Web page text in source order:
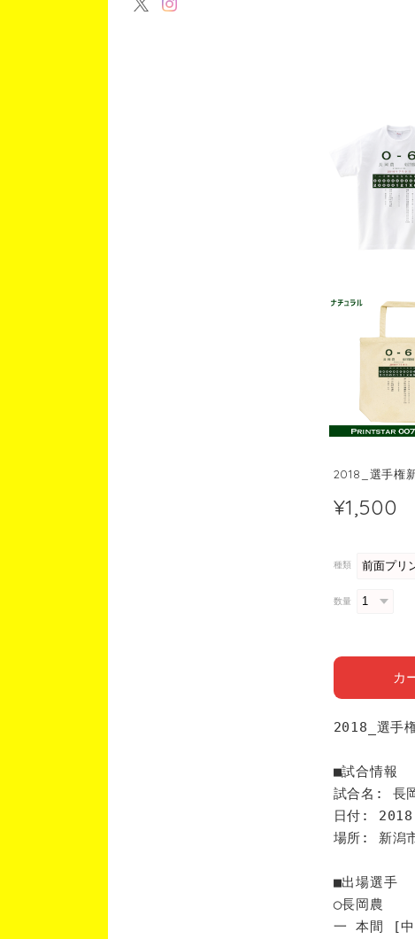
2018_選手権
¥1,500
種類
数量
カ
2018_選手
■試合情報
試合名: 長
日付:
場所: 新潟
■出場選手
◯長岡農
一 本間 [